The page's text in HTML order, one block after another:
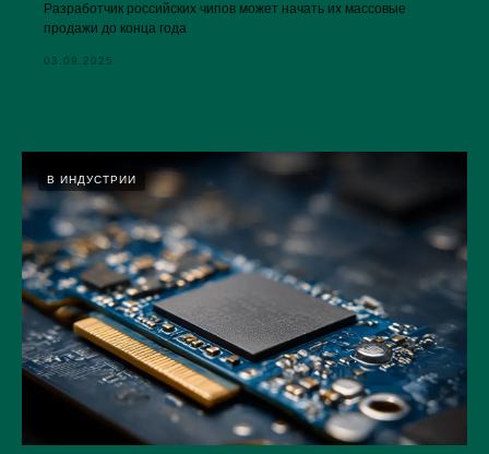
Разработчик российских чипов может начать их массовые
продажи до конца года
03.09.2025
В ИНДУСТРИИ